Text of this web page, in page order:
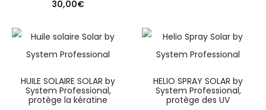
30,00€
HUILE SOLAIRE SOLAR by
System Professional,
protège la kératine
HELIO SPRAY SOLAR by
System Professional,
protège des UV